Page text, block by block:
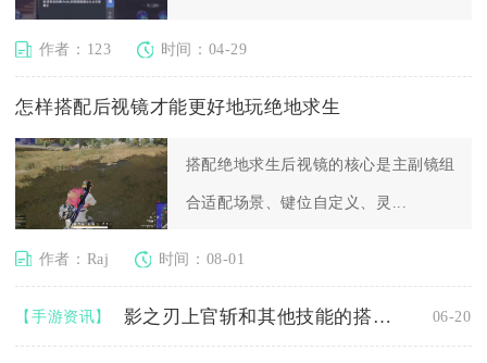
作者：123 时间：04-29
怎样搭配后视镜才能更好地玩绝地求生
搭配绝地求生后视镜的核心是主副镜组
合适配场景、键位自定义、灵...
作者：Raj 时间：08-01
【手游资讯】 影之刃上官斩和其他技能的搭配使用方法 06-20